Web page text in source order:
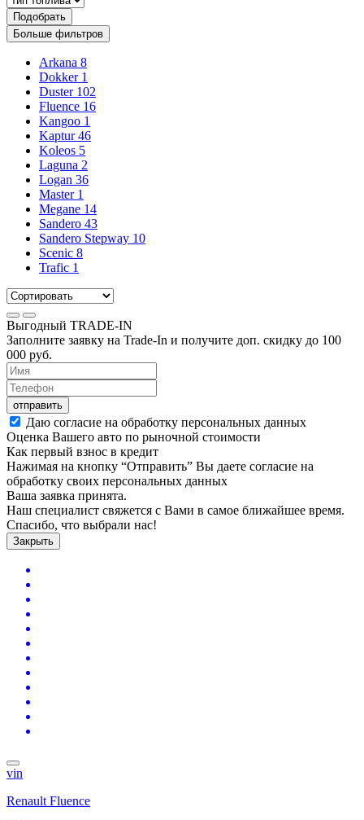
Подобрать
Больше фильтров
Arkana 8
Dokker 1
Duster 102
Fluence 16
Kangoo 1
Kaptur 46
Koleos 5
Laguna 2
Logan 36
Master 1
Megane 14
Sandero 43
Sandero Stepway 10
Scenic 8
Trafic 1
Выгодный TRADE-IN
Заполните заявку на Trade-In и получите доп. скидку до 100
000 руб.
отправить
Даю согласие на обработку персональных данных
Оценка Вашего авто по рыночной стоимости
Как первый взнос в кредит
Нажимая на кнопку “Отправить” Вы даете согласие на
обработку своих персональных данных
Ваша заявка принята.
Наш специалист свяжется с Вами в самое ближайшее время.
Спасибо, что выбрали нас!
Закрыть
vin
Renault Fluence